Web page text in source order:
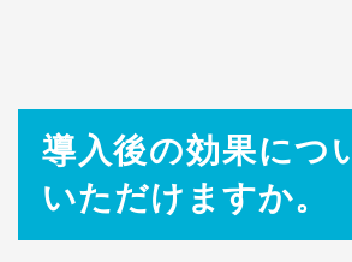
導入後の効果につ
いただけますか。